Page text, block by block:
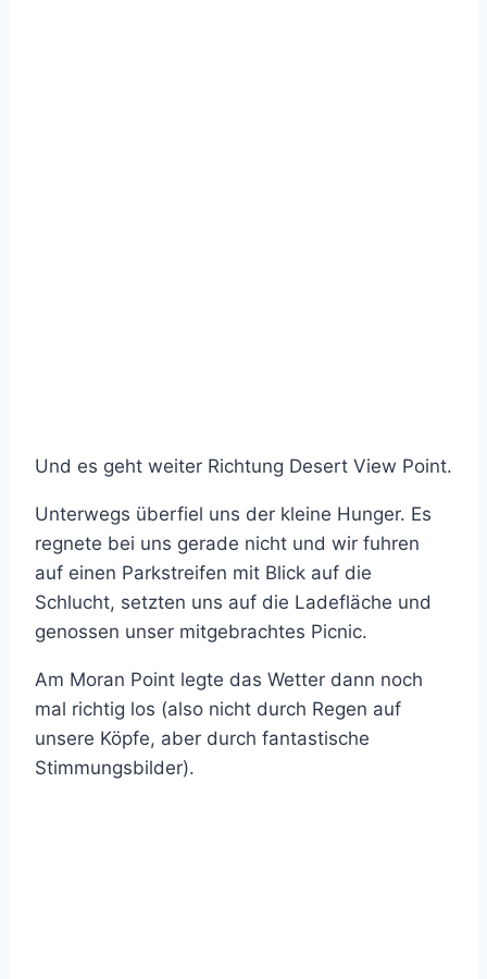
Und es geht weiter Richtung Desert View Point.
Unterwegs überfiel uns der kleine Hunger. Es
regnete bei uns gerade nicht und wir fuhren
auf einen Parkstreifen mit Blick auf die
Schlucht, setzten uns auf die Ladefläche und
genossen unser mitgebrachtes Picnic.
Am Moran Point legte das Wetter dann noch
mal richtig los (also nicht durch Regen auf
unsere Köpfe, aber durch fantastische
Stimmungsbilder).